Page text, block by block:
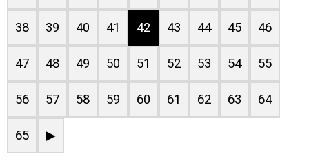
38 39 40 41 42 43 44 45 46
47 48 49 50 51 52 53 54 55
56 57 58 59 60 61 62 63 64
65 ▶